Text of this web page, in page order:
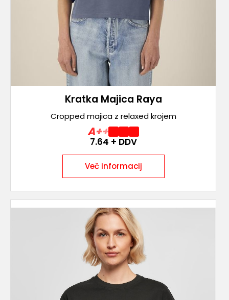
Kratka Majica Raya
Cropped majica z relaxed krojem
A++
7.64 + DDV
Več informacij